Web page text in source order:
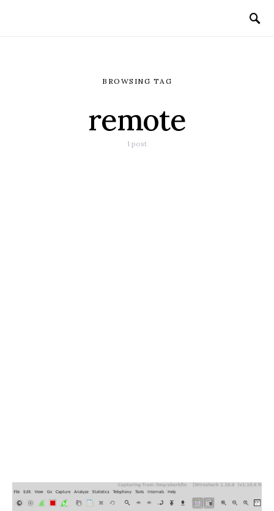
BROWSING TAG
remote
1 post